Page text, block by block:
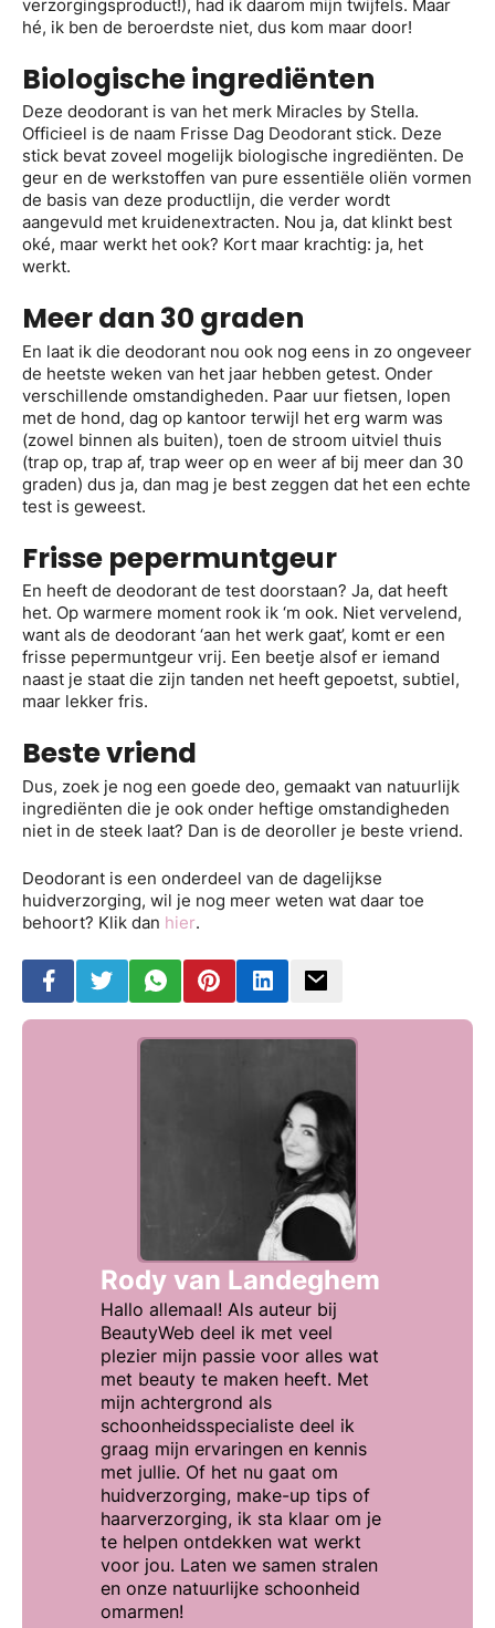
verzorgingsproduct!), had ik daarom mijn twijfels. Maar
hé, ik ben de beroerdste niet, dus kom maar door!
Biologische ingrediënten
Deze deodorant is van het merk Miracles by Stella.
Officieel is de naam Frisse Dag Deodorant stick. Deze
stick bevat zoveel mogelijk biologische ingrediënten. De
geur en de werkstoffen van pure essentiële oliën vormen
de basis van deze productlijn, die verder wordt
aangevuld met kruidenextracten. Nou ja, dat klinkt best
oké, maar werkt het ook? Kort maar krachtig: ja, het
werkt.
Meer dan 30 graden
En laat ik die deodorant nou ook nog eens in zo ongeveer
de heetste weken van het jaar hebben getest. Onder
verschillende omstandigheden. Paar uur fietsen, lopen
met de hond, dag op kantoor terwijl het erg warm was
(zowel binnen als buiten), toen de stroom uitviel thuis
(trap op, trap af, trap weer op en weer af bij meer dan 30
graden) dus ja, dan mag je best zeggen dat het een echte
test is geweest.
Frisse pepermuntgeur
En heeft de deodorant de test doorstaan? Ja, dat heeft
het. Op warmere moment rook ik ‘m ook. Niet vervelend,
want als de deodorant ‘aan het werk gaat’, komt er een
frisse pepermuntgeur vrij. Een beetje alsof er iemand
naast je staat die zijn tanden net heeft gepoetst, subtiel,
maar lekker fris.
Beste vriend
Dus, zoek je nog een goede deo, gemaakt van natuurlijk
ingrediënten die je ook onder heftige omstandigheden
niet in de steek laat? Dan is de deoroller je beste vriend.
Deodorant is een onderdeel van de dagelijkse
huidverzorging, wil je nog meer weten wat daar toe
behoort? Klik dan hier.
Rody van Landeghem
Hallo allemaal! Als auteur bij
BeautyWeb deel ik met veel
plezier mijn passie voor alles wat
met beauty te maken heeft. Met
mijn achtergrond als
schoonheidsspecialiste deel ik
graag mijn ervaringen en kennis
met jullie. Of het nu gaat om
huidverzorging, make-up tips of
haarverzorging, ik sta klaar om je
te helpen ontdekken wat werkt
voor jou. Laten we samen stralen
en onze natuurlijke schoonheid
omarmen!